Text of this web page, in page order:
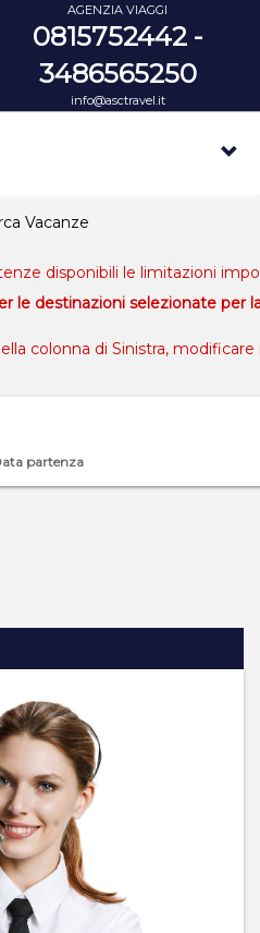
AGENZIA VIAGGI
0815752442 -
3486565250
info@asctravel.it
Vacanze
disponibili le limitazioni
le destinazioni selezionate per
colonna di Sinistra,
partenza